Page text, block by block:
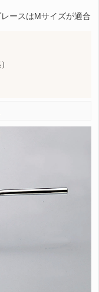
ースはMサイズが適合